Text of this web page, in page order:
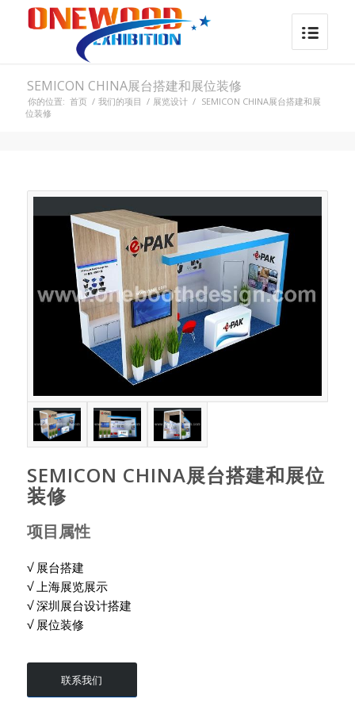
SEMICON CHINA展台搭建和展位装修
你的位置: 首页 / 我们的项目 / 展览设计 / SEMICON CHINA展台搭建和展
位装修
SEMICON CHINA展台搭建和展位
装修
项目属性
√ 展台搭建
√ 上海展览展示
√ 深圳展台设计搭建
√ 展位装修
联系我们